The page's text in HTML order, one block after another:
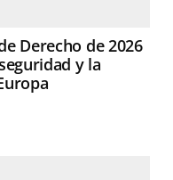
Derecho de 2026
y la